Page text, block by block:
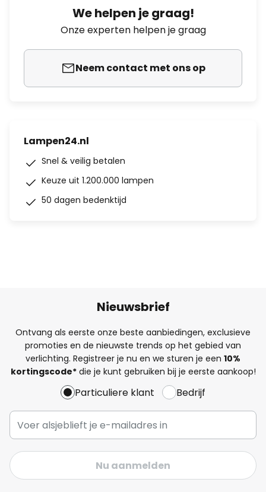
We helpen je graag!
Onze experten helpen je graag
Neem contact met ons op
Lampen24.nl
Snel & veilig betalen
Keuze uit 1.200.000 lampen
50 dagen bedenktijd
Nieuwsbrief
Ontvang als eerste onze beste aanbiedingen, exclusieve
promoties en de nieuwste trends op het gebied van
verlichting. Registreer je nu en we sturen je een 10%
kortingscode*die je kunt gebruiken bij je eerste aankoop!
Particuliere klant Bedrijf
Nu aanmelden